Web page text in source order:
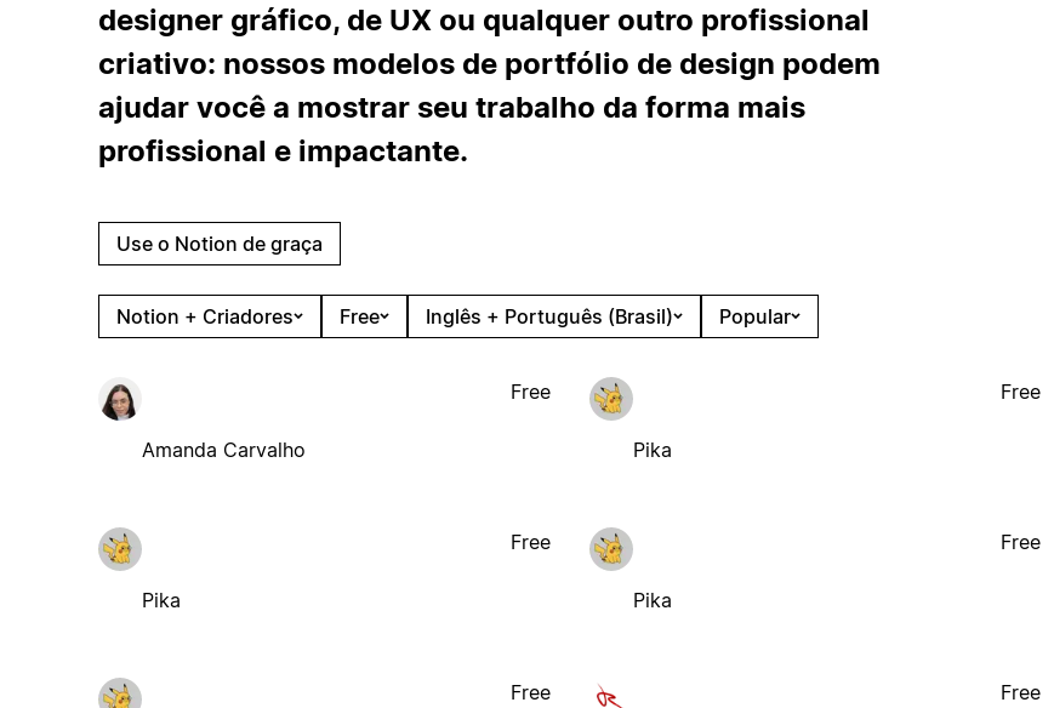
designer gráfico, de UX ou qualquer outro profissional
criativo: nossos modelos de portfólio de design podem
ajudar você a mostrar seu trabalho da forma mais
profissional e impactante.
Use o Notion de graça
Notion + Criadores Free Inglês + Português (Brasil) Popular
Amanda Carvalho
Free
Pika
Free
Pika
Free
Pika
Free
Free Free